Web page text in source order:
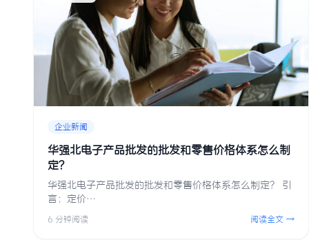
企业新闻
华强北电子产品批发的批发和零售价格体系怎么制
定？
华强北电子产品批发的批发和零售价格体系怎么制定？ 引
言：定价…
6 分钟阅读 阅读全文 →